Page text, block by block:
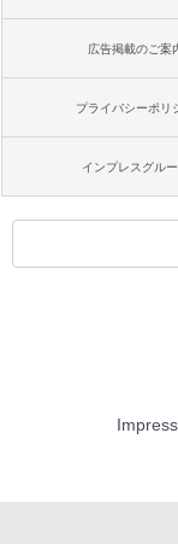
広告掲載のご案
プライバシーポリ
インプレスグル